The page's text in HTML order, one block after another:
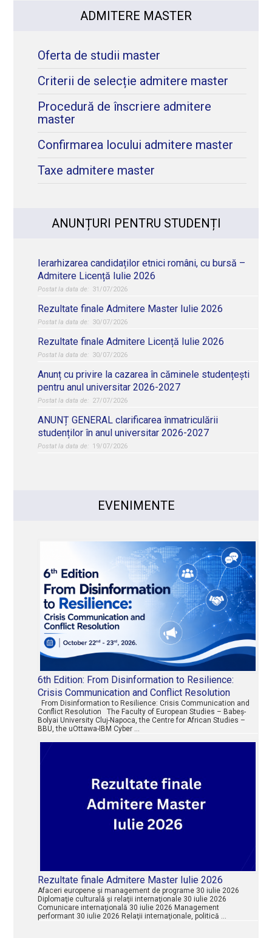
ADMITERE MASTER
Oferta de studii master
Criterii de selecție admitere master
Procedură de înscriere admitere
master
Confirmarea locului admitere master
Taxe admitere master
ANUNȚURI PENTRU STUDENȚI
Ierarhizarea candidaților etnici români, cu bursă –
Admitere Licență Iulie 2026
31/07/2026
Rezultate finale Admitere Master Iulie 2026
30/07/2026
Rezultate finale Admitere Licență Iulie 2026
30/07/2026
Anunț cu privire la cazarea în căminele studențești
pentru anul universitar 2026-2027
27/07/2026
ANUNȚ GENERAL clarificarea înmatriculării
studenților în anul universitar 2026-2027
19/07/2026
EVENIMENTE
6th Edition: From Disinformation to Resilience:
Crisis Communication and Conflict Resolution
From Disinformation to Resilience: Crisis Communication and
Conflict Resolution The Faculty of European Studies – Babeș-
Bolyai University Cluj-Napoca, the Centre for African Studies –
BBU, the uOttawa-IBM Cyber …
Rezultate finale Admitere Master Iulie 2026
Afaceri europene şi management de programe 30 iulie 2026
Diplomaţie culturală şi relaţii internaţionale 30 iulie 2026
Comunicare internaţională 30 iulie 2026 Management
performant 30 iulie 2026 Relaţii internaţionale, politică …